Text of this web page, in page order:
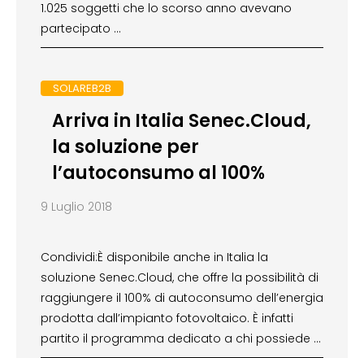
1.025 soggetti che lo scorso anno avevano
partecipato …
SOLAREB2B
Arriva in Italia Senec.Cloud,
la soluzione per
l’autoconsumo al 100%
9 Luglio 2018
Condividi:È disponibile anche in Italia la
soluzione Senec.Cloud, che offre la possibilità di
raggiungere il 100% di autoconsumo dell’energia
prodotta dall’impianto fotovoltaico. È infatti
partito il programma dedicato a chi possiede …